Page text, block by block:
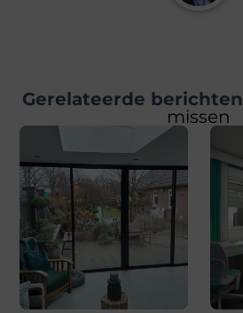
Gerelateerde berichten
missen